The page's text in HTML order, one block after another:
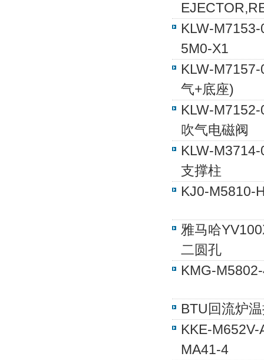
KLW-
5M0-X1
KLW-
气+底座)
KLW-
吹气电磁阀
KLW-
支撑柱
KJ0-M5810-
雅马哈
二圆孔
KMG-
BTU回流炉
KKE-
MA41-4